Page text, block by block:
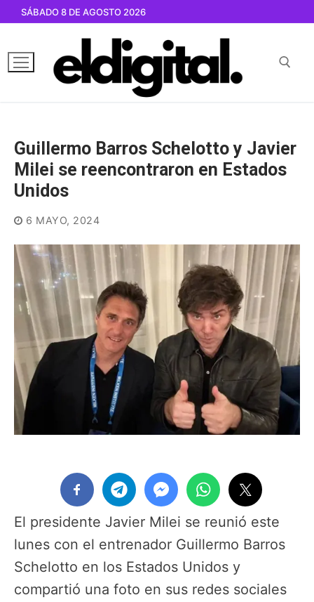
contenido
SÁBADO 8 DE AGOSTO 2026
Guillermo Barros Schelotto y Javier
Milei se reencontraron en Estados
Unidos
6 MAYO, 2024
El presidente Javier Milei se reunió este
lunes con el entrenador Guillermo Barros
Schelotto en los Estados Unidos y
compartió una foto en sus redes sociales